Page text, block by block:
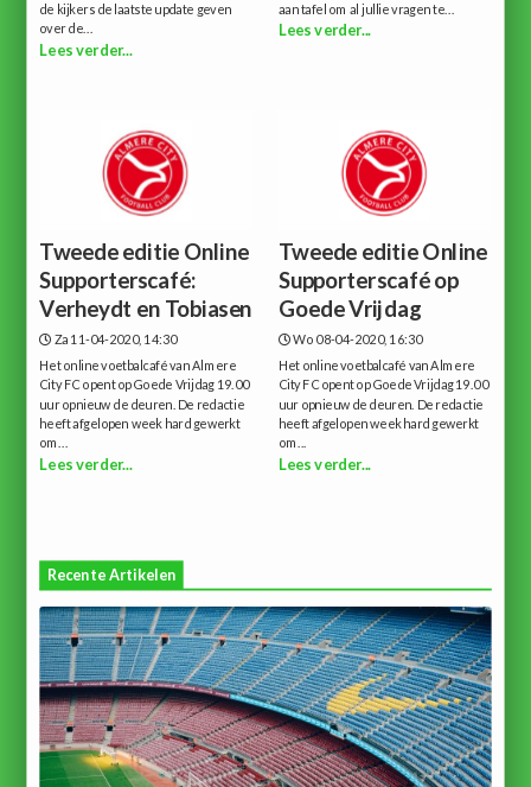
de kijkers de laatste update geven
over de...
Lees verder...
aan tafel om al jullie vragen te...
Lees verder...
Tweede editie Online
Supporterscafé:
Verheydt en Tobiasen
Za 11-04-2020, 14:30
Het online voetbalcafé van Almere
City FC opent op Goede Vrijdag 19.00
uur opnieuw de deuren. De redactie
heeft afgelopen week hard gewerkt
om...
Lees verder...
Tweede editie Online
Supporterscafé op
Goede Vrijdag
Wo 08-04-2020, 16:30
Het online voetbalcafé van Almere
City FC opent op Goede Vrijdag 19.00
uur opnieuw de deuren. De redactie
heeft afgelopen week hard gewerkt
om...
Lees verder...
Recente Artikelen